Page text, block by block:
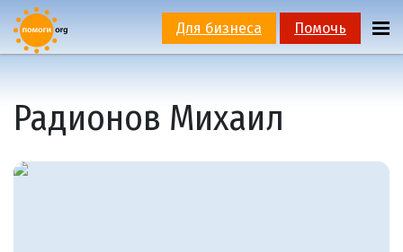
Для бизнеса Помочь
Радионов Михаил